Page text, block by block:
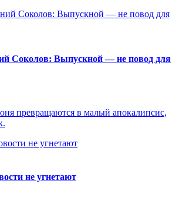
Соколов: Выпускной — не повод для
превращаются в малый апокалипсис,
не угнетают